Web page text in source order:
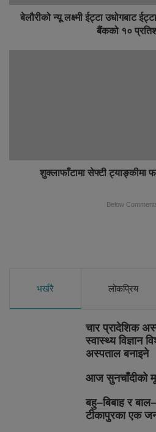
बेलौरीको न्यू लक्ष्मी ईट्टा उधोगबाट
बैंकको १०
शुक्लाफाँटामा सेफ्टी ट्याङ्कीमा
Below
भर्खरै लोकप्रिय
चार प्रादेशिक
स्वास्थ्य विज्ञान
अस्पताल बनाइने
आज सुनचाँदीको
बहु–बिबाह र
टीकापुरका एक